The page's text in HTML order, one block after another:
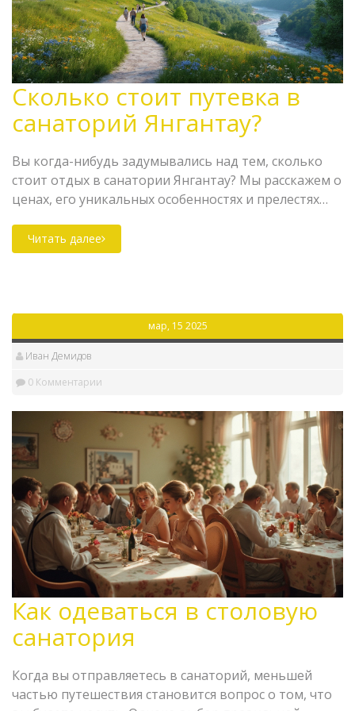
Сколько стоит путевка в
санаторий Янгантау?
Вы когда-нибудь задумывались над тем, сколько
стоит отдых в санатории Янгантау? Мы расскажем о
ценах, его уникальных особенностях и прелестях
сэкономить и о том, что включает в себя путевка в
это место. Если вы ищете отдых и оздоровление в
Читать далее
мар, 15 2025
Иван Демидов
0 Комментарии
Как одеваться в столовую
санатория
Когда вы отправляетесь в санаторий, меньшей
частью путешествия становится вопрос о том, что